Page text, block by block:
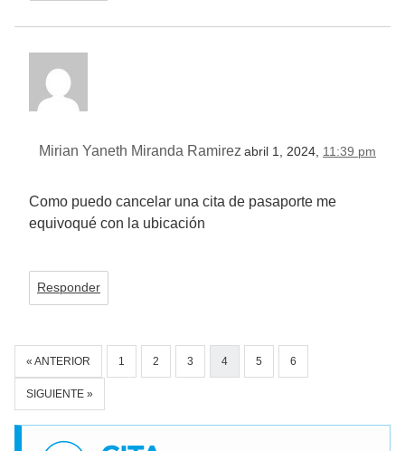
Mirian Yaneth Miranda Ramirez abril 1, 2024, 11:39 pm
Como puedo cancelar una cita de pasaporte me
equivoqué con la ubicación
Responder
Navegación
de
comentarios
« ANTERIOR 1 2 3 4 5 6
SIGUIENTE »